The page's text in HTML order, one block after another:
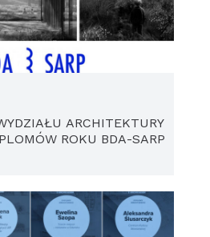
ARCHITEKTURY
ROKU BDA-SARP